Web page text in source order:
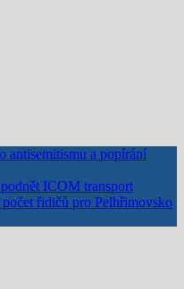
antisemitismu a popírání
ICOM transport
řidičů pro Pelhřimovsko